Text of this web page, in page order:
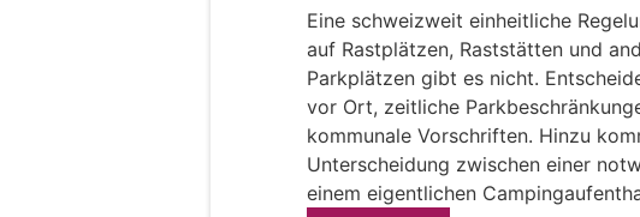
Eine schweizweit einheitliche
auf Rastplätzen, Raststätten und
Parkplätzen gibt es nicht.
vor Ort, zeitliche
kommunale Vorschriften. Hinzu
Unterscheidung zwischen einer
einem eigentlichen